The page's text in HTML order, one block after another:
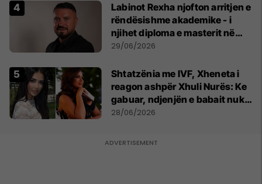
Labinot Rexha njofton arritjen e
rëndësishme akademike - i
njihet diploma e masterit në
Psikologji në Zvicër
29/06/2026
Shtatzënia me IVF, Xheneta i
reagon ashpër Xhuli Nurës: Ke
gabuar, ndjenjën e babait nuk
mund t'ia plotësosh kurrë
28/06/2026